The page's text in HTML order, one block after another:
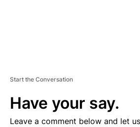
Start the Conversation
Have your say.
Leave a comment below and let